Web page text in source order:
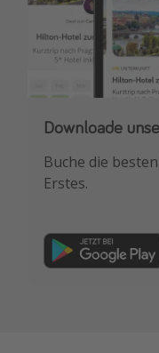
Downloade
Buche die
Erstes.